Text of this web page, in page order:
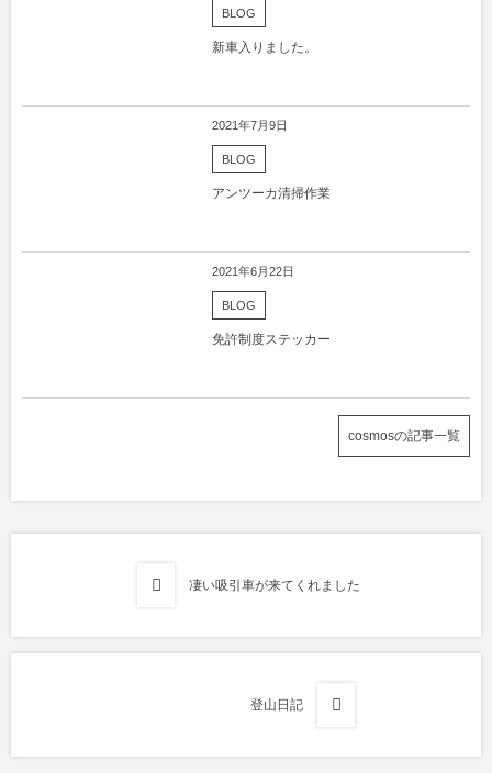
BLOG
新車入りました。
2021年7月9日
BLOG
アンツーカ清掃作業
2021年6月22日
BLOG
免許制度ステッカー
cosmosの記事一覧
凄い吸引車が来てくれました
登山日記